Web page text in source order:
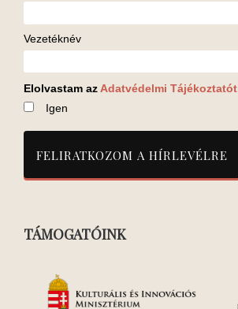
Vezetéknév
Elolvastam az Adatvédelmi Tájékoztatót
Igen
TÁMOGATÓINK